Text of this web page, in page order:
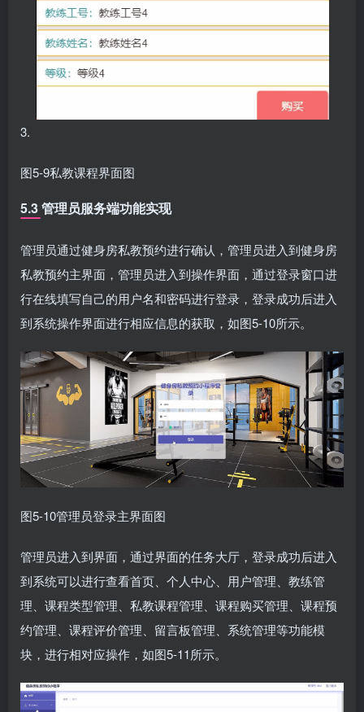
3.
图5-9私教课程界面图
5.3 管理员服务端功能实现
管理员通过健身房私教预约进行确认，管理员进入到健身房
私教预约主界面，管理员进入到操作界面，通过登录窗口进
行在线填写自己的用户名和密码进行登录，登录成功后进入
到系统操作界面进行相应信息的获取，如图5-10所示。
图5-10管理员登录主界面图
管理员进入到界面，通过界面的任务大厅，登录成功后进入
到系统可以进行查看首页、个人中心、用户管理、教练管
理、课程类型管理、私教课程管理、课程购买管理、课程预
约管理、课程评价管理、留言板管理、系统管理等功能模
块，进行相对应操作，如图5-11所示。